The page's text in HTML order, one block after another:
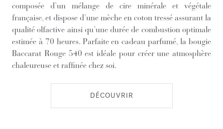
composée d’un mélange de cire minérale et végétale
française, et dispose d’une mèche en coton tressé assurant la
qualité olfactive ainsi qu’une durée de combustion optimale
estimée à 70 heures. Parfaite en cadeau parfumé, la bougie
Baccarat Rouge 540 est idéale pour créer une atmosphère
chaleureuse et raffinée chez soi.
DÉCOUVRIR